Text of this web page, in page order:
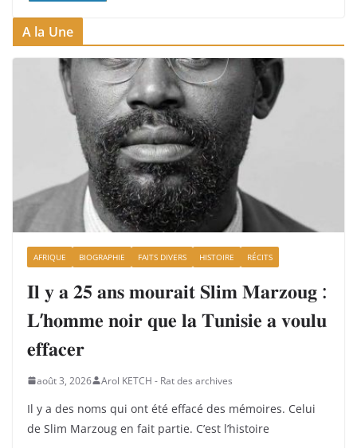
A la Une
AFRIQUE BIOGRAPHIE FAITS DIVERS HISTOIRE RÉCITS
𝐈𝐥 𝐲 𝐚 𝟐𝟓 𝐚𝐧𝐬 𝐦𝐨𝐮𝐫𝐚𝐢𝐭 𝐒𝐥𝐢𝐦 𝐌𝐚𝐫𝐳𝐨𝐮𝐠 :
𝐋’𝐡𝐨𝐦𝐦𝐞 𝐧𝐨𝐢𝐫 𝐪𝐮𝐞 𝐥𝐚 𝐓𝐮𝐧𝐢𝐬𝐢𝐞 𝐚 𝐯𝐨𝐮𝐥𝐮
𝐞𝐟𝐟𝐚𝐜𝐞𝐫
août 3, 2026 Arol KETCH - Rat des archives
Il y a des noms qui ont été effacé des mémoires. Celui
de Slim Marzoug en fait partie. C’est l’histoire